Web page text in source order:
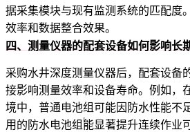
据采集模块与现有监测系统的匹配度
效率和数据整合效果。
四、测量仪器的配套设备如何影响长
采购水井深度测量仪器后，配套设备
接影响测量效率和设备寿命。例如，
境中，普通电池组可能因防水性能不
用的 防水电池组 能显著提升连续作业